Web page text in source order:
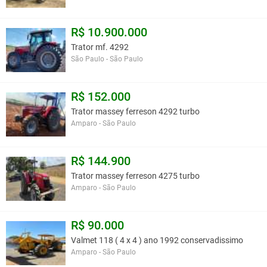
R$ 10.900.000
Trator mf. 4292
São Paulo - São Paulo
R$ 152.000
Trator massey ferreson 4292 turbo
Amparo - São Paulo
R$ 144.900
Trator massey ferreson 4275 turbo
Amparo - São Paulo
R$ 90.000
Valmet 118 ( 4 x 4 ) ano 1992 conservadissimo
Amparo - São Paulo